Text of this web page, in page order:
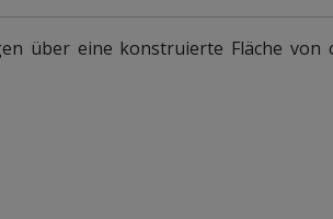
über eine konstruierte Fläche von